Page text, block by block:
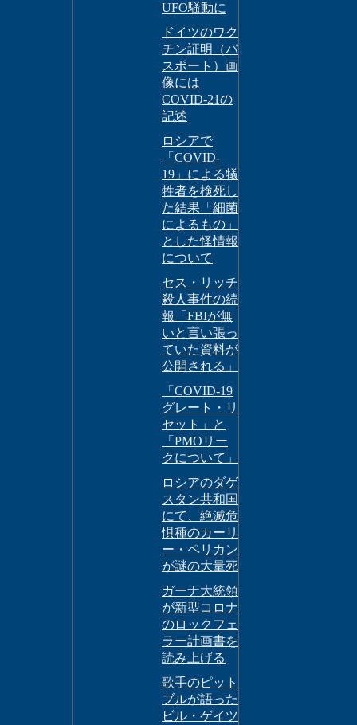
UFO騒動に
ドイツのワク
チン証明（パ
スポート）画
像には
COVID-21の
記述
ロシアで
「COVID-
19」による犠
牲者を検死し
た結果「細菌
によるもの」
とした怪情報
について
セス・リッチ
殺人事件の続
報「FBIが無
いと言い張っ
ていた資料が
公開される」
「COVID-19
グレート・リ
セット」と
「PMOリー
クについて」
ロシアのダゲ
スタン共和国
にて、絶滅危
惧種のカーリ
ー・ペリカン
が謎の大量死
ガーナ大統領
が新型コロナ
のロックフェ
ラー計画書を
読み上げる
歌手のピット
ブルが語った
ビル・ゲイツ